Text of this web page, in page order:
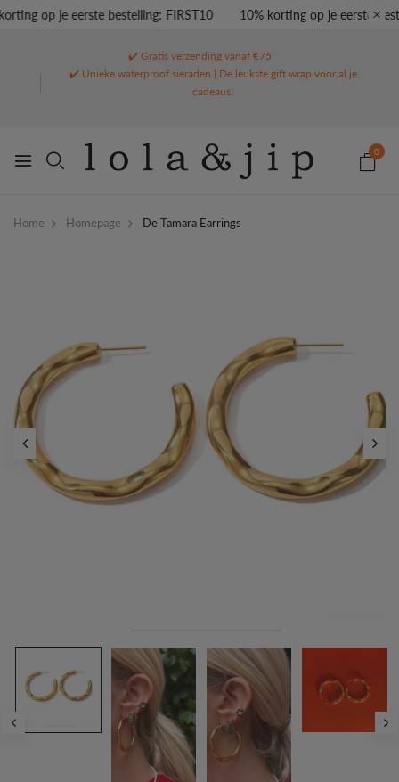
op je eerste bestelling: FIRST10 10% korting op je eerste
✔️ Gratis verzending vanaf €75
✔️ Unieke waterproof sieraden | De leukste gift wrap voor al je
cadeaus!
0
Home Homepage De Tamara Earrings